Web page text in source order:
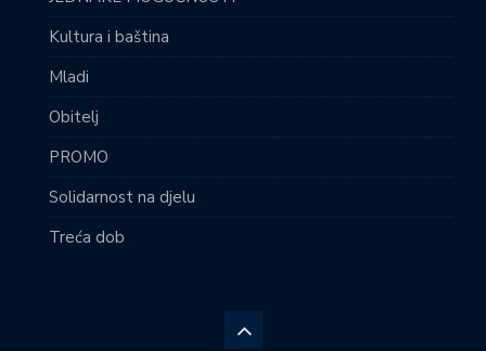
Kultura i baština
Mladi
Obitelj
PROMO
Solidarnost na djelu
Treća dob